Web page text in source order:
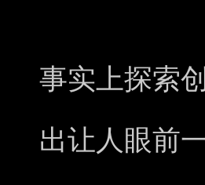
事实上探索
出让人眼前